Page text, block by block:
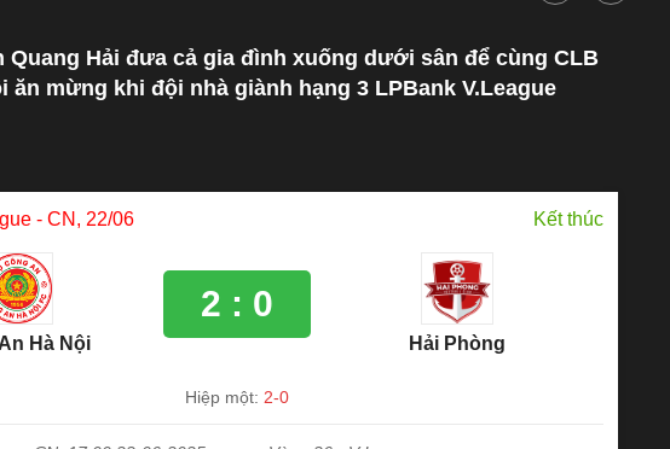
Quang Hải đưa cả gia đình xuống dưới sân để cùng CLB
ăn mừng khi đội nhà giành hạng 3 LPBank V.League